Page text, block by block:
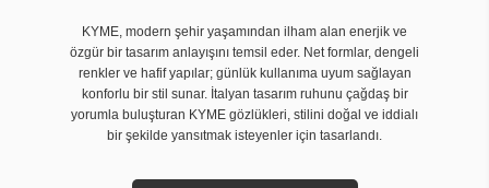
KYME, modern şehir yaşamından ilham alan enerjik ve
özgür bir tasarım anlayışını temsil eder. Net formlar, dengeli
renkler ve hafif yapılar; günlük kullanıma uyum sağlayan
konforlu bir stil sunar. İtalyan tasarım ruhunu çağdaş bir
yorumla buluşturan KYME gözlükleri, stilini doğal ve iddialı
bir şekilde yansıtmak isteyenler için tasarlandı.